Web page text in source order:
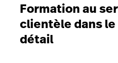
Formation au
clientèle dans
détail